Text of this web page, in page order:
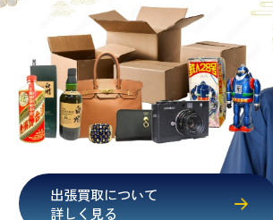
出張買取について
詳しく見る